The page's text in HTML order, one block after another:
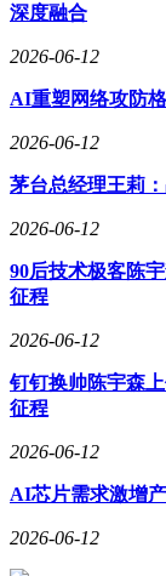
深度融合
2026-06-12
AI重塑网络攻防
2026-06-12
茅台总经理王莉
2026-06-12
90后技术极客陈
征程
2026-06-12
钉钉换帅陈宇森
征程
2026-06-12
AI芯片需求激增
2026-06-12